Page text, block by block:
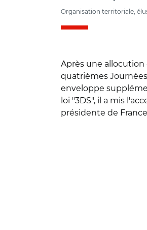
Organisation territoriale,
Après une
quatrièmes
enveloppe
loi "3DS", il a mis
présidente de